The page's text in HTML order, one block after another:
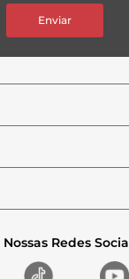
Enviar
Redes